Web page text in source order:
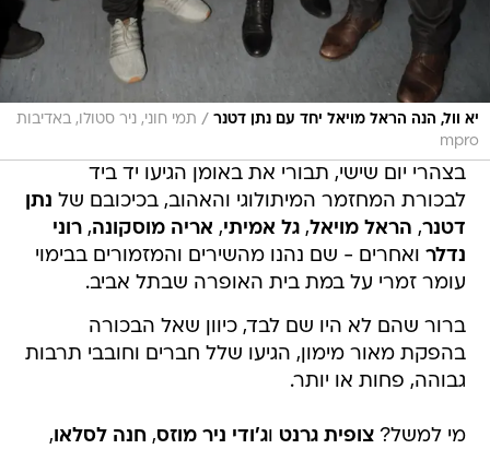
יא וול, הנה הראל מויאל יחד עם נתן דטנר / תמי חוני, ניר סטולו, באדיבות
mpro
בצהרי יום שישי, תבורי את באומן הגיעו יד ביד
לבכורת המחזמר המיתולוגי והאהוב, בכיכובם של נתן
דטנר, הראל מויאל,גל אמיתי, אריה מוסקונה,רוני
נדלר ואחרים - שם נהנו מהשירים והמזמורים בבימוי
עומר זמרי על במת בית האופרה שבתל אביב.
ברור שהם לא היו שם לבד, כיוון שאל הבכורה
בהפקת מאור מימון, הגיעו שלל חברים וחובבי תרבות
גבוהה, פחות או יותר.
מי למשל?צופית גרנט וג'ודי ניר מוזס,חנה לסלאו,